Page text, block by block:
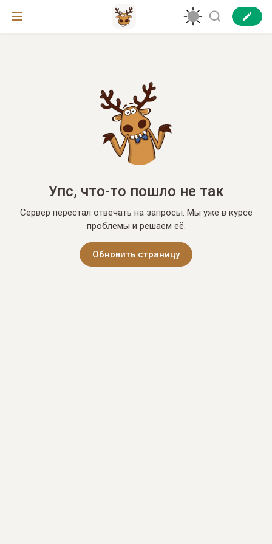
Упс, что-то пошло не так
Сервер перестал отвечать на запросы. Мы уже в курсе
проблемы и решаем её.
Обновить страницу